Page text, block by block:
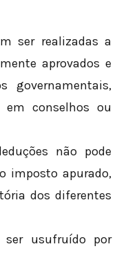
ser realizadas a
aprovados e
governamentais,
conselhos ou
não pode
imposto apurado,
dos diferentes
usufruído por